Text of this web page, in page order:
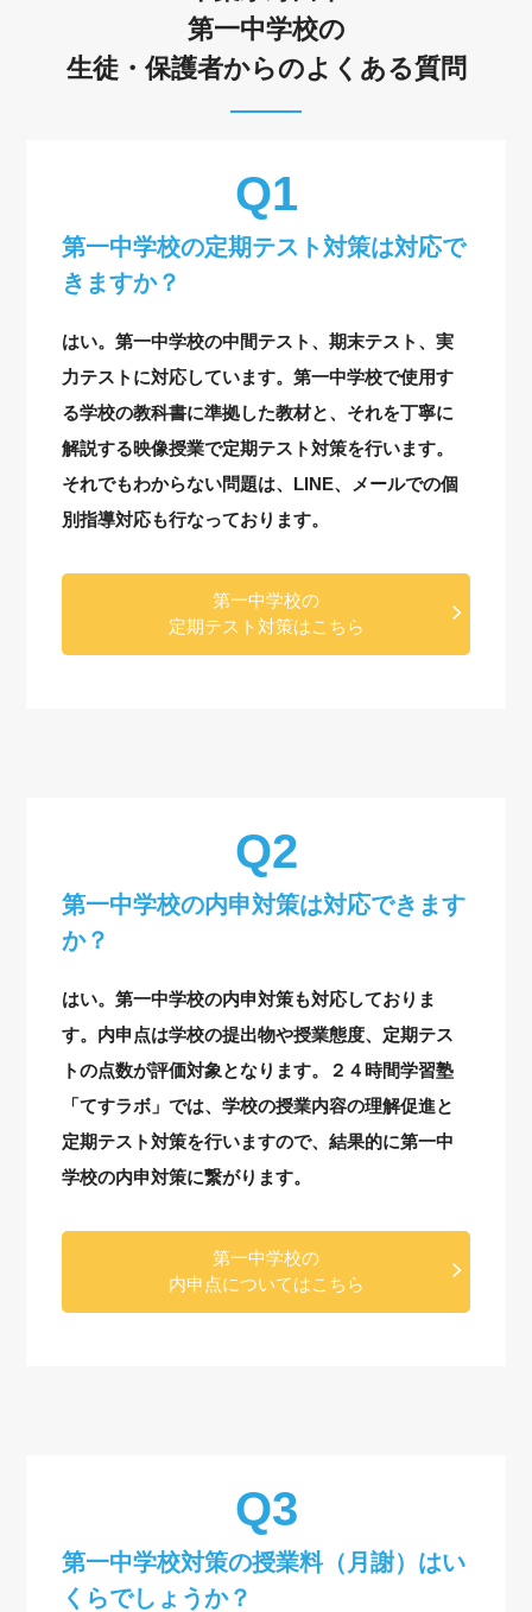
第一中学校の
生徒・保護者からのよくある質問
第一中学校の定期テスト対策は対応で
きますか？
はい。第一中学校の中間テスト、期末テスト、実
力テストに対応しています。第一中学校で使用す
る学校の教科書に準拠した教材と、それを丁寧に
解説する映像授業で定期テスト対策を行います。
それでもわからない問題は、LINE、メールでの個
別指導対応も行なっております。
第一中学校の
定期テスト対策はこちら
第一中学校の内申対策は対応できます
か？
はい。第一中学校の内申対策も対応しておりま
す。内申点は学校の提出物や授業態度、定期テス
トの点数が評価対象となります。２４時間学習塾
「てすラボ」では、学校の授業内容の理解促進と
定期テスト対策を行いますので、結果的に第一中
学校の内申対策に繋がります。
第一中学校の
内申点についてはこちら
第一中学校対策の授業料（月謝）はい
くらでしょうか？